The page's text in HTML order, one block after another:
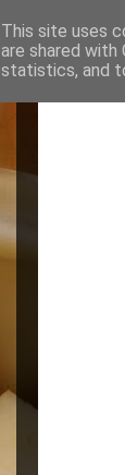
This site uses
are shared
statistics, and